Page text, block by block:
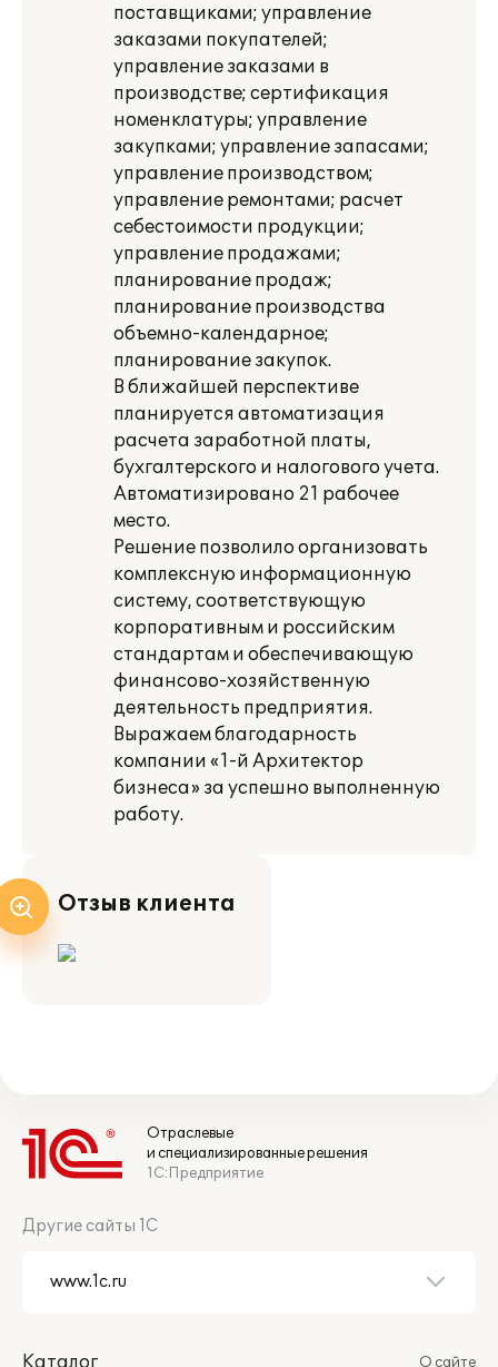
поставщиками; управление
заказами покупателей;
управление заказами в
производстве; сертификация
номенклатуры; управление
закупками; управление запасами;
управление производством;
управление ремонтами; расчет
себестоимости продукции;
управление продажами;
планирование продаж;
планирование производства
объемно-календарное;
планирование закупок.
В ближайшей перспективе
планируется автоматизация
расчета заработной платы,
бухгалтерского и налогового учета.
Автоматизировано 21 рабочее
место.
Решение позволило организовать
комплексную информационную
систему, соответствующую
корпоративным и российским
стандартам и обеспечивающую
финансово-хозяйственную
деятельность предприятия.
Выражаем благодарность
компании «1-й Архитектор
бизнеса» за успешно выполненную
работу.
Отзыв клиента
Отраслевые
и специализированные решения
1С:Предприятие
Другие сайты 1С
Каталог О сайте